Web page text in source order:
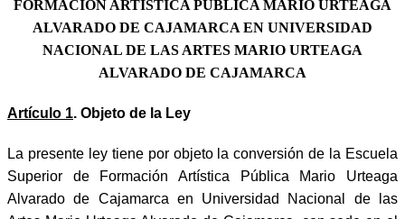
FORMACIÓN ARTÍSTICA PÚBLICA MARIO URTEAGA
ALVARADO DE CAJAMARCA EN UNIVERSIDAD
NACIONAL DE LAS ARTES MARIO URTEAGA
ALVARADO DE CAJAMARCA
Artículo 1. Objeto de la Ley
La presente ley tiene por objeto la conversión de la Escuela
Superior de Formación Artística Pública Mario Urteaga
Alvarado de Cajamarca en Universidad Nacional de las